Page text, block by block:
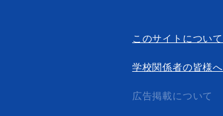
このサイトについて
学校関係者の皆様へ
広告掲載について